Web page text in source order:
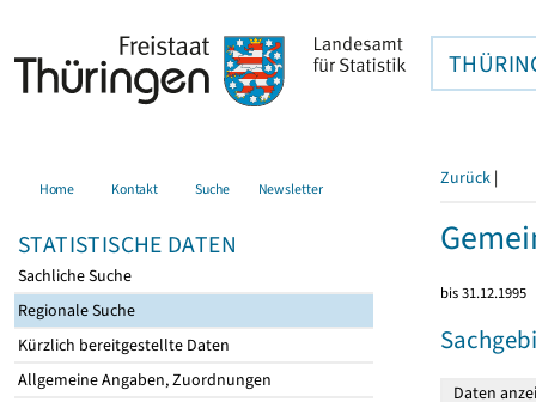
Home Kontakt Suche Newsletter
STATISTISCHE DATEN
Sachliche Suche
Regionale Suche
Kürzlich bereitgestellte Daten
Allgemeine Angaben, Zuordnungen
Zurück |
bis 31.12.1995